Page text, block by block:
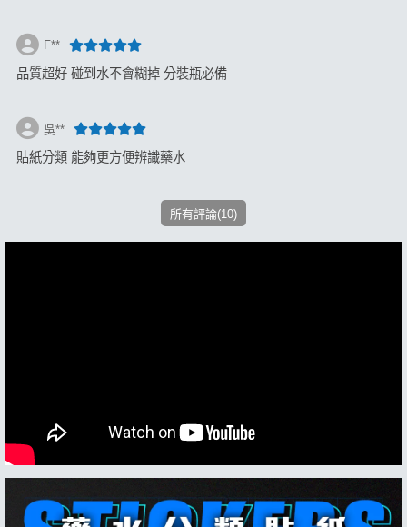
F**
品質超好 碰到水不會糊掉 分裝瓶必備
吳**
貼紙分類 能夠更方便辨識藥水
所有評論(10)